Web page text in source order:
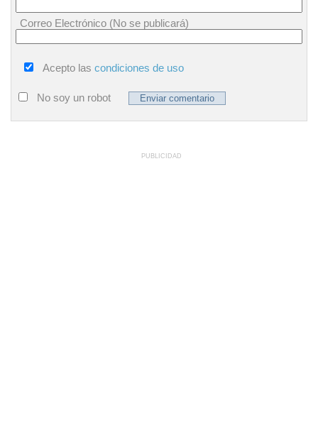
Correo Electrónico (No se publicará)
Acepto las condiciones de uso
No soy un robot
PUBLICIDAD